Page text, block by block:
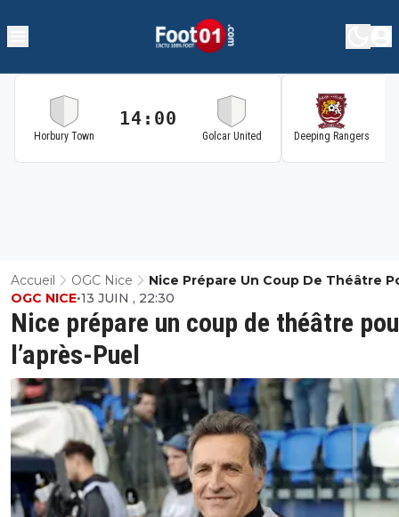
Horbury Town
14:00
Golcar United Deeping Rangers
Accueil OGC Nice
Nice Prépare Un Coup De Théâtre
L’après-Puel
Nice prépare un coup de théâtre
l’après-Puel
OGC NICE•13 JUIN , 22:30